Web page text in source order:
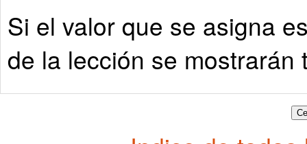
Si el valor que se asigna
de la lección se mostrarán